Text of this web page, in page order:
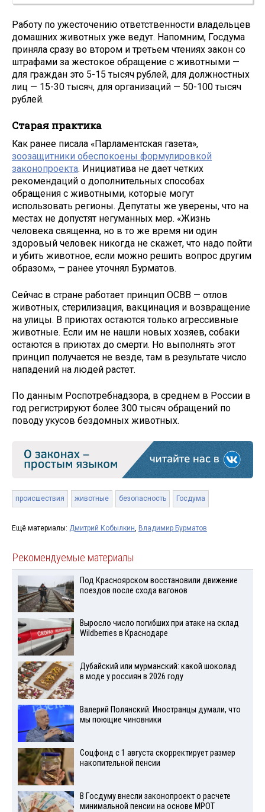
Работу по ужесточению ответственности владельцев
домашних животных уже ведут. Напомним, Госдума
приняла сразу во втором и третьем чтениях закон со
штрафами за жестокое обращение с животными —
для граждан это 5-15 тысяч рублей, для должностных
лиц — 15-30 тысяч, для организаций — 50-100 тысяч
рублей.
Старая практика
Как ранее писала «Парламентская газета»,
зоозащитники обеспокоены формулировкой
законопроекта. Инициатива не дает четких
рекомендаций о дополнительных способах
обращения с животными, которые могут
использовать регионы. Депутаты же уверены, что на
местах не допустят негуманных мер. «Жизнь
человека священна, но в то же время ни один
здоровый человек никогда не скажет, что надо пойти
и убить животное, если можно решить вопрос другим
образом», — ранее уточнял Бурматов.
Сейчас в стране работает принцип ОСВВ — отлов
животных, стерилизация, вакцинация и возвращение
на улицы. В приютах остаются только агрессивные
животные. Если им не нашли новых хозяев, собаки
остаются в приютах до смерти. Но выполнять этот
принцип получается не везде, там в результате число
нападений на людей растет.
По данным Роспотребнадзора, в среднем в России в
год регистрируют более 300 тысяч обращений по
поводу укусов бездомных животных.
происшествия животные безопасность Госдума
Ещё материалы: Дмитрий Кобылкин Владимир Бурматов
Рекомендуемые материалы
Под Красноярском восстановили движение
поездов после схода вагонов
Выросло число погибших при атаке на склад
Wildberries в Краснодаре
Дубайский или мурманский: какой шоколад
в моде у россиян в 2026 году
Валерий Полянский: Иностранцы думали, что
мы поющие чиновники
Соцфонд с 1 августа скорректирует размер
накопительной пенсии
В Госдуму внесли законопроект о расчете
минимальной пенсии на основе МРОТ